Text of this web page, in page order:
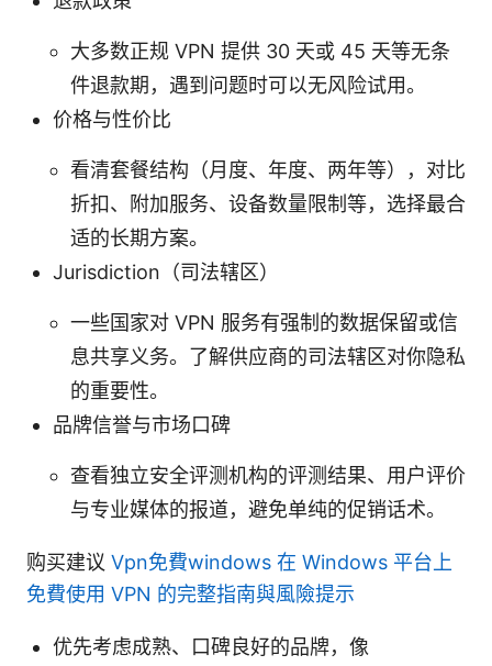
大多数正规 VPN 提供 30 天或 45 天等无条
件退款期，遇到问题时可以无风险试用。
价格与性价比
看清套餐结构（月度、年度、两年等），对比
折扣、附加服务、设备数量限制等，选择最合
适的长期方案。
Jurisdiction（司法辖区）
一些国家对 VPN 服务有强制的数据保留或信
息共享义务。了解供应商的司法辖区对你隐私
的重要性。
品牌信誉与市场口碑
查看独立安全评测机构的评测结果、用户评价
与专业媒体的报道，避免单纯的促销话术。
购买建议 Vpn免費windows 在 Windows 平台上
免費使用 VPN 的完整指南與風險提示
优先考虑成熟、口碑良好的品牌，像